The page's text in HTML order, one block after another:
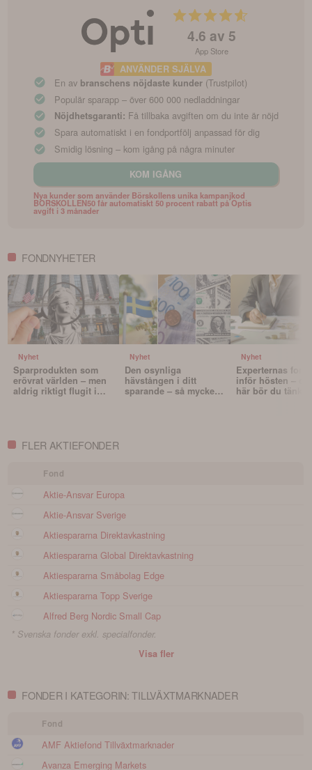
4.6 av 5
App Store
ANVÄNDER SJÄLVA
En av branschens nöjdaste kunder (Trustpilot)
Populär sparapp – över 600 000 nedladdningar
Nöjdhetsgaranti: Få tillbaka avgiften om du inte är nöjd
Spara automatiskt i en fondportfölj anpassad för dig
Smidig lösning – kom igång på några minuter
KOM IGÅNG
Nya kunder som använder Börskollens unika kampanjkod
BORSKOLLEN50 får automatiskt 50 procent rabatt på Optis
avgift i 3 månader
FONDNYHETER
Nyhet
Sparprodukten som
erövrat världen – men
aldrig riktigt flugit i
Nyhet
Den osynliga
hävstången i ditt
sparande – så mycket
Nyhet
Experternas
inför hösten –
här bör du tänka
FLER AKTIEFONDER
Fond
Aktie-Ansvar Europa
Aktie-Ansvar Sverige
Aktiespararna Direktavkastning
Aktiespararna Global Direktavkastning
Aktiespararna Småbolag Edge
Aktiespararna Topp Sverige
Alfred Berg Nordic Small Cap
* Svenska fonder exkl. specialfonder.
Visa fler
FONDER I KATEGORIN: TILLVÄXTMARKNADER
Fond
AMF Aktiefond Tillväxtmarknader
Avanza Emerging Markets